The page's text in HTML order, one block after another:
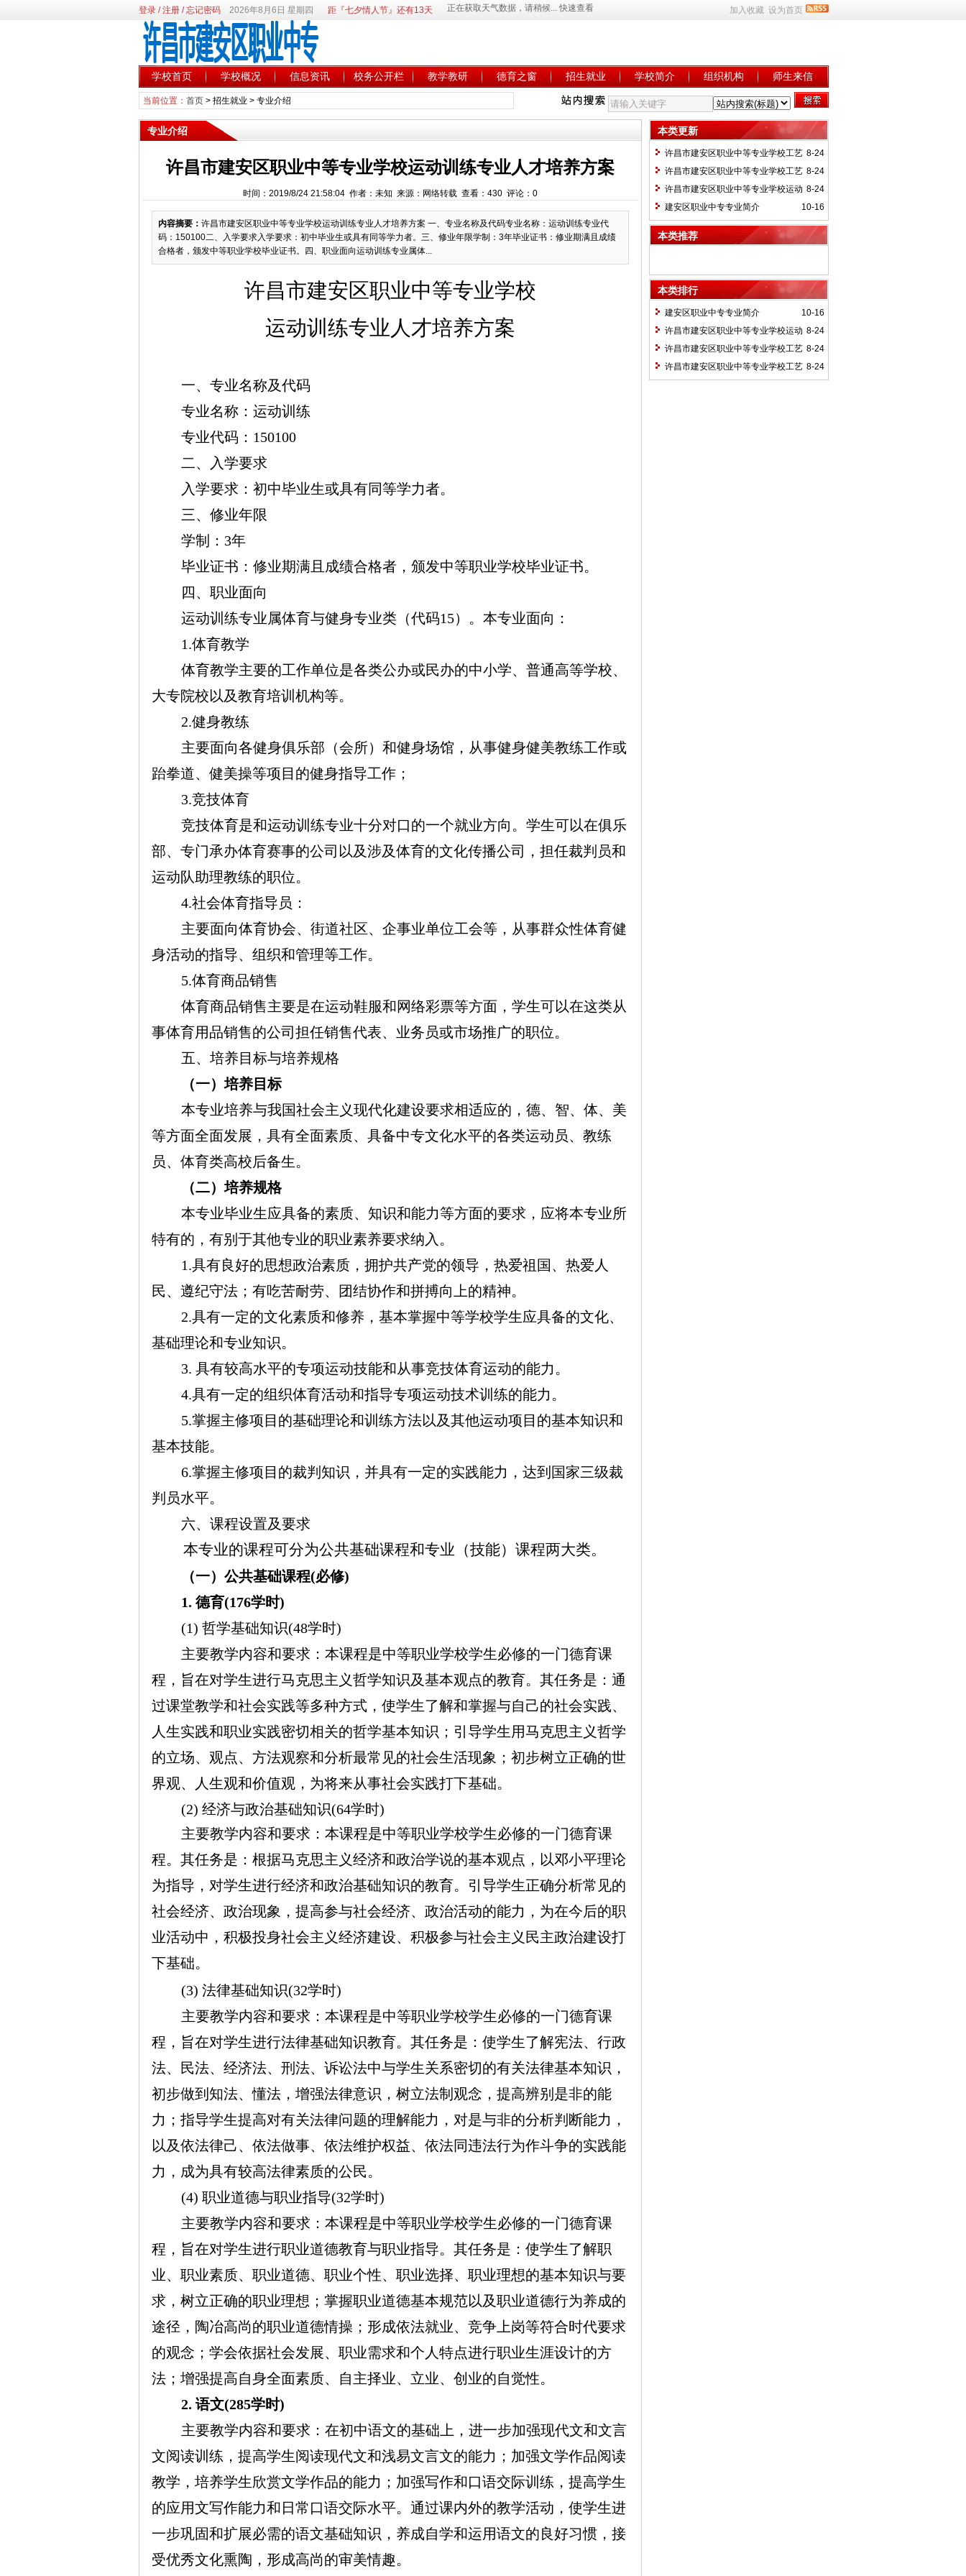
登录/注册/忘记密码 2026年8月6日 星期四 距『七夕情人节』还有13天 加入收藏 设为首页
学校首页 学校概况 信息资讯 校务公开栏 教学教研 德育之窗 招生就业 学校简介 组织机构 师生来信
当前位置： 首页> 招生就业 > 专业介绍
专业介绍
许昌市建安区职业中等专业学校运动训练专业人才培养方案
时间：2019/8/24 21:58:04 作者：未知 来源：网络转载 查看：430 评论：0
内容摘要： 许昌市建安区职业中等专业学校运动训练专业人才培养方案 一、专业名称及代码专业名称：运动训练专业代
码：150100二、入学要求入学要求：初中毕业生或具有同等学力者。三、修业年限学制：3年毕业证书：修业期满且成绩
合格者，颁发中等职业学校毕业证书。四、职业面向运动训练专业属体...
许昌市建安区职业中等专业学校
运动训练专业人才培养方案
一、专业名称及代码
专业名称：运动训练
专业代码：150100
二、入学要求
入学要求：初中毕业生或具有同等学力者。
三、修业年限
学制：3年
毕业证书：修业期满且成绩合格者，颁发中等职业学校毕业证书。
四、职业面向
运动训练专业属体育与健身专业类 （代码15）。本专业面向：
1.体育教学
体育教学主要的工作单位是各类公办或民办的中小学、普通高等学校、
大专院校以及教育培训机构等。
2.健身教练
主要面向各健身俱乐部（会所）和健身场馆，从事健身健美教练工作或
跆拳道、健美操等项目的健身指导工作；
3.竞技体育
竞技体育是和运动训练专业十分对口的一个就业方向。学生可以在俱乐
部、专门承办体育赛事的公司以及涉及体育的文化传播公司，担任裁判员和
运动队助理教练的职位。
4.社会体育指导员：
主要面向体育协会、街道社区、企事业单位工会等，从事群众性体育健
身活动的指导、组织和管理等工作。
5.体育商品销售
体育商品销售主要是在运动鞋服和网络彩票等方面，学生可以在这类从
事体育用品销售的公司担任销售代表、业务员或市场推广的职位。
五、培养目标与培养规格
（一）培养目标
本专业培养与我国社会主义现代化建设要求相适应的，德、智、体、美
等方面全面发展，具有全面素质、具备中专文化水平的各类运动员、 教练
员、体育类高校后备生。
（二）培养规格
本专业毕业生应具备的素质、知识和能力等方面的要求，应将本专业所
特有的，有别于其他专业的职业素养要求纳入。
1.具有良好的思想政治素质，拥护共产党的领导，热爱祖国、热爱人
民、遵纪守法；有吃苦耐劳、团结协作和拼搏向上的精神。
2.具有一定的文化素质和修养，基本掌握中等学校学生应具备的文化、
基础理论和专业知识。
3. 具有较高水平的专项运动技能和从事竞技体育运动的能力。
4.具有一定的组织体育活动和指导专项运动技术训练的能力。
5.掌握主修项目的基础理论和训练方法以及其他运动项目的基本知识和
基本技能。
6.掌握主修项目的裁判知识，并具有一定的实践能力，达到国家三级裁
判员水平。
六、课程设置及要求
本专业的课程可分为公共基础课程和专业（技能）课程两大类。
（一）公共基础课程(必修)
1. 德育(176学时)
(1) 哲学基础知识(48学时)
主要教学内容和要求：本课程是中等职业学校学生必修的一门德育课
程，旨在对学生进行马克思主义哲学知识及基本观点的教育。其任务是：通
过课堂教学和社会实践等多种方式，使学生了解和掌握与自己的社会实践、
人生实践和职业实践密切相关的哲学基本知识；引导学生用马克思主义哲学
的立场、观点、方法观察和分析最常见的社会生活现象；初步树立正确的世
界观、人生观和价值观，为将来从事社会实践打下基础。
(2) 经济与政治基础知识(64学时)
主要教学内容和要求：本课程是中等职业学校学生必修的一门德育课
程。其任务是：根据马克思主义经济和政治学说的基本观点，以邓小平理论
为指导，对学生进行经济和政治基础知识的教育。引导学生正确分析常见的
社会经济、政治现象，提高参与社会经济、政治活动的能力，为在今后的职
业活动中，积极投身社会主义经济建设、积极参与社会主义民主政治建设打
下基础。
(3) 法律基础知识(32学时)
主要教学内容和要求：本课程是中等职业学校学生必修的一门德育课
程，旨在对学生进行法律基础知识教育。其任务是：使学生了解宪法、行政
法、民法、经济法、刑法、诉讼法中与学生关系密切的有关法律基本知识，
初步做到知法、懂法，增强法律意识，树立法制观念，提高辨别是非的能
力；指导学生提高对有关法律问题的理解能力，对是与非的分析判断能力，
以及依法律己、依法做事、依法维护权益、依法同违法行为作斗争的实践能
力，成为具有较高法律素质的公民。
(4) 职业道德与职业指导(32学时)
主要教学内容和要求：本课程是中等职业学校学生必修的一门德育课
程，旨在对学生进行职业道德教育与职业指导。其任务是：使学生了解职
业、职业素质、职业道德、职业个性、职业选择、职业理想的基本知识与要
求，树立正确的职业理想；掌握职业道德基本规范以及职业道德行为养成的
途径，陶冶高尚的职业道德情操；形成依法就业、竞争上岗等符合时代要求
的观念；学会依据社会发展、职业需求和个人特点进行职业生涯设计的方
法；增强提高自身全面素质、自主择业、立业、创业的自觉性。
2. 语文(285学时)
主要教学内容和要求：在初中语文的基础上，进一步加强现代文和文言
文阅读训练，提高学生阅读现代文和浅易文言文的能力；加强文学作品阅读
教学，培养学生欣赏文学作品的能力；加强写作和口语交际训练，提高学生
的应用文写作能力和日常口语交际水平。通过课内外的教学活动，使学生进
一步巩固和扩展必需的语文基础知识，养成自学和运用语文的良好习惯，接
受优秀文化熏陶，形成高尚的审美情趣。
本类更新
8-24
许昌市建安区职业中等专业学校工艺
美术人才培养方案
8-24
许昌市建安区职业中等专业学校工艺
美术人才培养方案
8-24
许昌市建安区职业中等专业学校运动
训练专业人才培养方案
10-16
建安区职业中专专业简介
本类推荐
本类排行
10-16
建安区职业中专专业简介
8-24
许昌市建安区职业中等专业学校运动
训练专业人才培养方案
8-24
许昌市建安区职业中等专业学校工艺
美术人才培养方案
8-24
许昌市建安区职业中等专业学校工艺